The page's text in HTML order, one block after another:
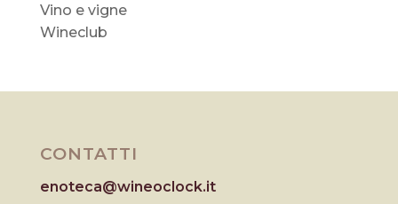
Vino e vigne
Wineclub
CONTATTI
enoteca@wineoclock.it